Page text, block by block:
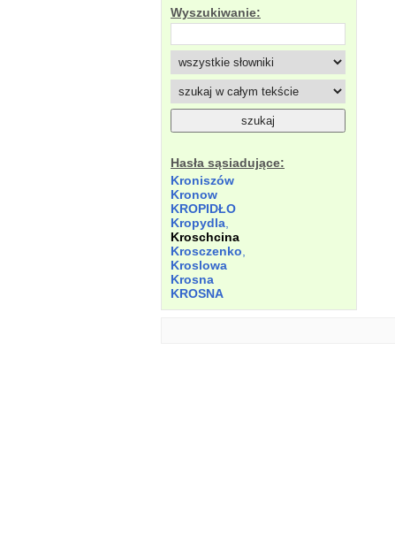
Wyszukiwanie:
Hasła sąsiadujące:
Kroniszów
Kronow
KROPIDŁO
Kropydla
Kroschcina
Krosczenko
Kroslowa
Krosna
KROSNA